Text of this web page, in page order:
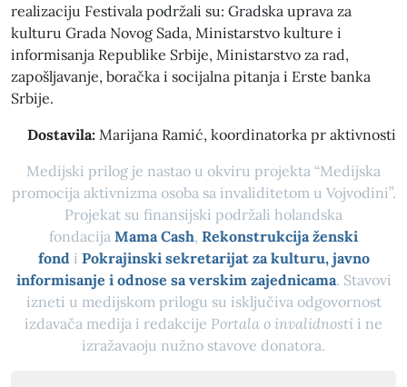
realizaciju Festivala podržali su: Gradska uprava za
kulturu Grada Novog Sada, Ministarstvo kulture i
informisanja Republike Srbije, Ministarstvo za rad,
zapošljavanje, boračka i socijalna pitanja i Erste banka
Srbije.
Dostavila: Marijana Ramić, koordinatorka pr aktivnosti
Medijski prilog je nastao u okviru projekta “Medijska
promocija aktivnizma osoba sa invaliditetom u Vojvodini”.
Projekat su finansijski podržali holandska
fondacija Mama Cash, Rekonstrukcija ženski
fondi Pokrajinski sekretarijat za kulturu, javno
informisanje i odnose sa verskim zajednicama. Stavovi
izneti u medijskom prilogu su isključiva odgovornost
izdavača medija i redakcije Portala o invalidnosti i ne
izražavaoju nužno stavove donatora.